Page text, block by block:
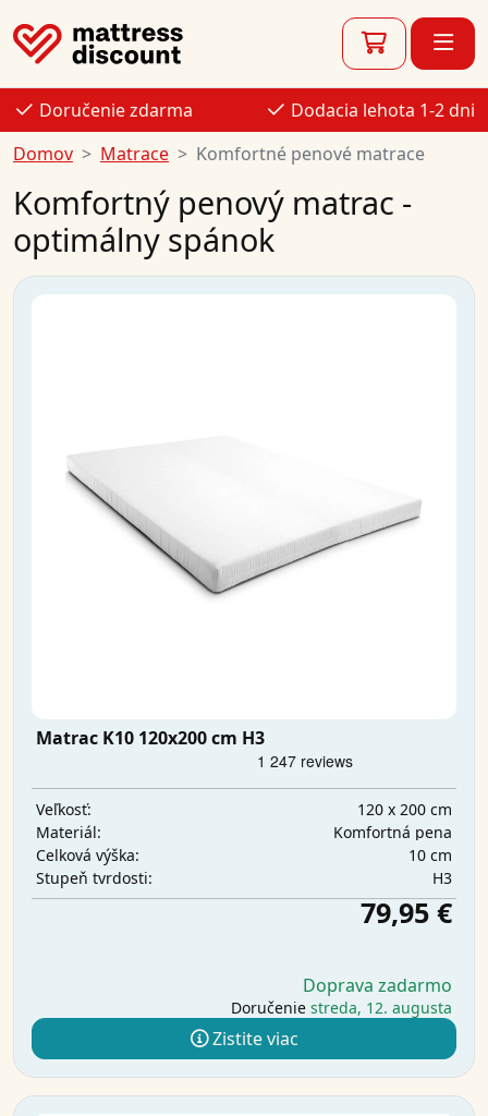
Doručenie zdarma
Dodacia lehota 1-2 dni
Domov
Matrace Komfortné penové matrace
Komfortný penový matrac -
optimálny spánok
Matrac K10 120x200 cm H3
Veľkosť:
120 x 200 cm
Materiál:
Komfortná pena
Celková výška:
10 cm
Stupeň tvrdosti:
H3
79,95 €
Doprava zadarmo
Doručenie streda, 12. augusta
Zistite viac